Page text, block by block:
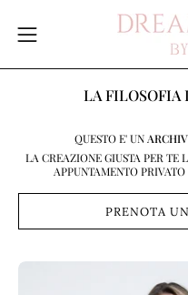
Apri
menu
LA FILOSOFIA
QUESTO E' UN
LA CREAZIONE GIUSTA PER TE
APPUNTAMENTO
PRENOTA
Apri